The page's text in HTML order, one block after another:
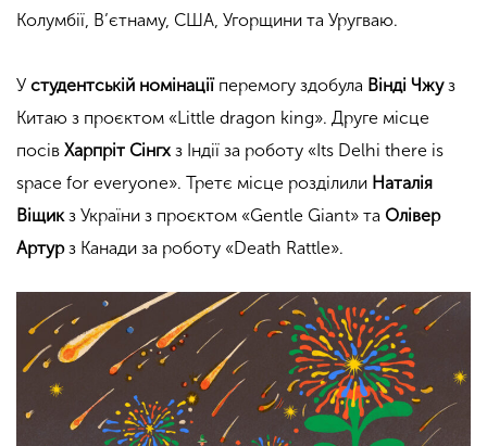
Колумбії, В’єтнаму, США, Угорщини та Уругваю.
У студентській номінаціїперемогу здобула Вінді Чжуз
Китаю з проєктом «Little dragon king». Друге місце
посів Харпріт Сінгх з Індії за роботу «Its Delhi there is
space for everyone». Третє місце розділили Наталія
Віщикз України з проєктом «Gentle Giant» та Олівер
Артурз Канади за роботу «Death Rattle».